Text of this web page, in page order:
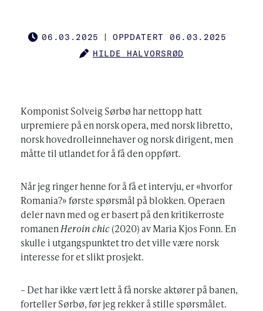
PUBLISHED
06.03.2025 | OPPDATERT 06.03.2025
AUTHOR
HILDE HALVORSRØD
Komponist Solveig Sørbø har nettopp hatt
urpremiere på en norsk opera, med norsk libretto,
norsk hovedrolleinnehaver og norsk dirigent, men
måtte til utlandet for å få den oppført.
Når jeg ringer henne for å få et intervju, er «hvorfor
Romania?» første spørsmål på blokken. Operaen
deler navn med og er basert på den kritikerroste
romanenHeroin chic(2020) av Maria Kjos Fonn. En
skulle i utgangspunktet tro det ville være norsk
interesse for et slikt prosjekt.
– Det har ikke vært lett å få norske aktører på banen,
forteller Sørbø, før jeg rekker å stille spørsmålet.